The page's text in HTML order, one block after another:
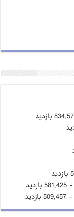
- 581,425 بازدید
- 509,457 بازدید